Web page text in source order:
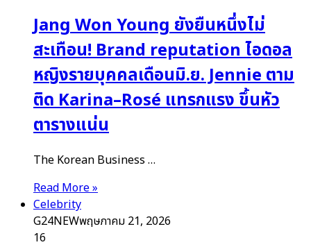
Jang Won Young ยังยืนหนึ่งไม่
สะเทือน! Brand reputation ไอดอล
หญิงรายบุคคลเดือนมิ.ย. Jennie ตาม
ติด Karina–Rosé แทรกแรง ขึ้นหัว
ตารางแน่น
The Korean Business …
Read More »
Celebrity
G24NEWพฤษภาคม 21, 2026
16